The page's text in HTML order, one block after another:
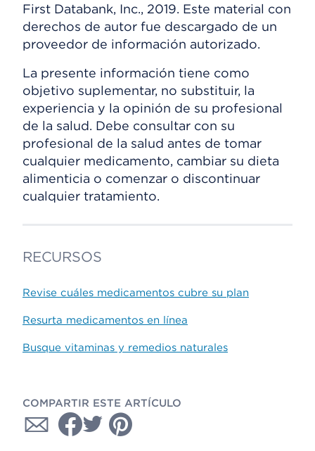
First Databank, Inc., 2019. Este material con
derechos de autor fue descargado de un
proveedor de información autorizado.
La presente información tiene como
objetivo suplementar, no substituir, la
experiencia y la opinión de su profesional
de la salud. Debe consultar con su
profesional de la salud antes de tomar
cualquier medicamento, cambiar su dieta
alimenticia o comenzar o discontinuar
cualquier tratamiento.
RECURSOS
Revise cuáles medicamentos cubre su plan
Resurta medicamentos en línea
Busque vitaminas y remedios naturales
COMPARTIR ESTE ARTÍCULO